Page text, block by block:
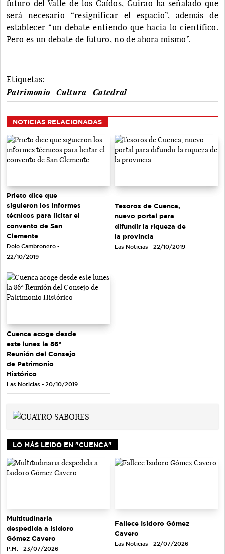
futuro del Valle de los Caídos, Guirao ha señalado que
será necesario “resignificar el espacio”, además de
establecer “un debate entiendo que hacia lo científico.
Pero es un debate de futuro, no de ahora mismo”.
Etiquetas:
Patrimonio
Cultura Catedral
NOTICIAS RELACIONADAS
Prieto dice que
siguieron los informes
técnicos para licitar el
convento de San
Clemente
Dolo Cambronero -
22/10/2019
Tesoros de Cuenca,
nuevo portal para
difundir la riqueza de
la provincia
Las Noticias - 22/10/2019
Cuenca acoge desde
este lunes la 86ª
Reunión del Consejo
de Patrimonio
Histórico
Las Noticias - 20/10/2019
LO MÁS LEIDO EN "CUENCA"
Multitudinaria
despedida a Isidoro
Gómez Cavero
P.M. - 23/07/2026
Fallece Isidoro Gómez
Cavero
Las Noticias - 22/07/2026